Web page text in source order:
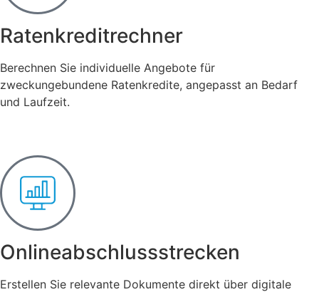
Ratenkreditrechner
Berechnen Sie individuelle Angebote für
zweckungebundene Ratenkredite, angepasst an Bedarf
und Laufzeit.
Onlineabschlussstrecken
Erstellen Sie relevante Dokumente direkt über digitale